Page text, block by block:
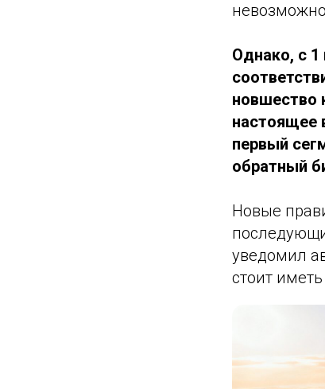
Однако, с 1
новшество
настоящее
первый
обратный
Новые
уведомил
стоит